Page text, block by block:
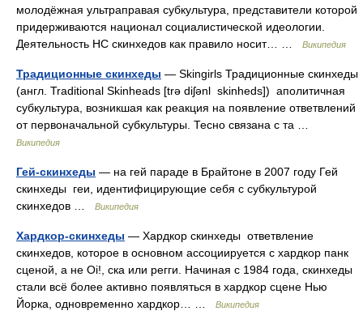
молодёжная ультраправая субкультура, представители которой
придерживаются национал социалистической идеологии.
Деятельность НС скинхедов как правило носит… …
Википедия
Традиционные скинхеды — Skingirls Традиционные скинхеды
(англ. Traditional Skinheads [trə diʃənl skinheds]) аполитичная
субкультура, возникшая как реакция на появление ответвлений
от первоначальной субкультуры. Тесно связана с та …
Википедия
Гей-скинхеды — на гей параде в Брайтоне в 2007 году Гей
скинхеды геи, идентифицирующие себя с субкультурой
скинхедов …
Википедия
Хардкор-скинхеды — Хардкор скинхеды ответвление
скинхедов, которое в основном ассоциируется с хардкор панк
сценой, а не Oi!, ска или регги. Начиная с 1984 года, скинхеды
стали всё более активно появляться в хардкор сцене Нью
Йорка, одновременно хардкор… …
Википедия